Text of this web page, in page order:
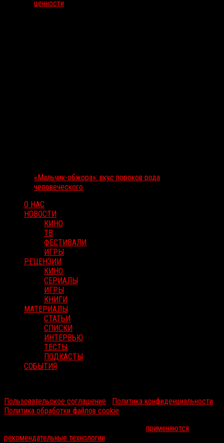
ценности
«Мальчик-обжора»: вкус пороков рода
человеческого
О НАС
НОВОСТИ
КИНО
ТВ
ФЕСТИВАЛИ
ИГРЫ
РЕЦЕНЗИИ
КИНО
СЕРИАЛЫ
ИГРЫ
КНИГИ
МАТЕРИАЛЫ
СТАТЬИ
СПИСКИ
ИНТЕРВЬЮ
ТЕСТЫ
ПОДКАСТЫ
СОБЫТИЯ
Пользовательское соглашение
Политика конфиденциальности
Политика обработки файлов cookie
применяются
рекомендательные технологии